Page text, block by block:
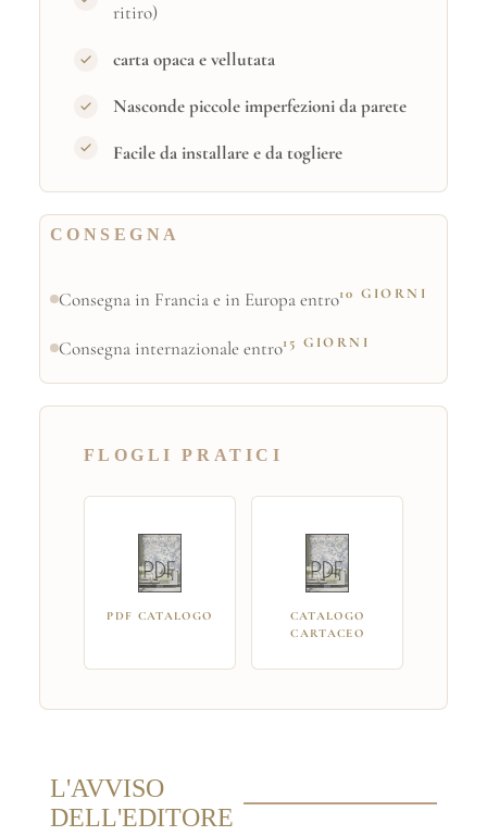
ritiro)
carta opaca e vellutata
Nasconde piccole imperfezioni da parete
Facile da installare e da togliere
CONSEGNA
Consegna in Francia e in Europa entro10 GIORNI
Consegna internazionale entro15 GIORNI
FLOGLI PRATICI
PDF CATALOGO
CATALOGO
CARTACEO
L'AVVISO
DELL'EDITORE